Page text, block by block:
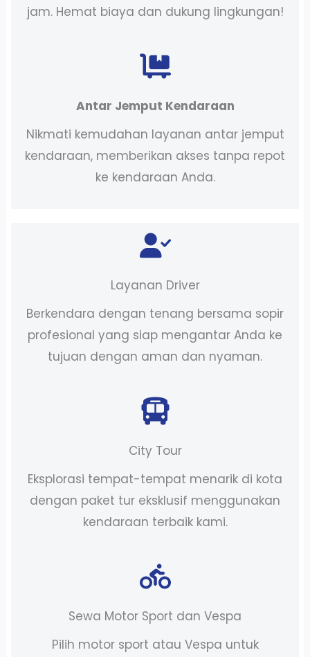
jam. Hemat biaya dan dukung lingkungan!
Antar Jemput Kendaraan
Nikmati kemudahan layanan antar jemput
kendaraan, memberikan akses tanpa repot
ke kendaraan Anda.
Layanan Driver
Berkendara dengan tenang bersama sopir
profesional yang siap mengantar Anda ke
tujuan dengan aman dan nyaman.
City Tour
Eksplorasi tempat-tempat menarik di kota
dengan paket tur eksklusif menggunakan
kendaraan terbaik kami.
Sewa Motor Sport dan Vespa
Pilih motor sport atau Vespa untuk